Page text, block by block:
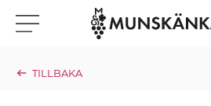
Klicka för meny
TILLBAKA